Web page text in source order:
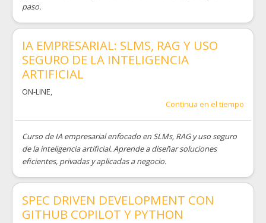
paso.
IA EMPRESARIAL: SLMS, RAG Y USO
SEGURO DE LA INTELIGENCIA
ARTIFICIAL
ON-LINE,
Continua en el tiempo
Curso de IA empresarial enfocado en SLMs, RAG y uso seguro
de la inteligencia artificial. Aprende a diseñar soluciones
eficientes, privadas y aplicadas a negocio.
SPEC DRIVEN DEVELOPMENT CON
GITHUB COPILOT Y PYTHON